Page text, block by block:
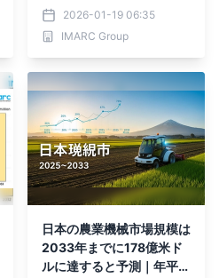
見込み｜CAGR 2.68％で
成長
2026-01-19 06:35
IMARC Group
日本の農業機械市場規模は
2033年までに178億米ド
ルに達すると予測｜年平均